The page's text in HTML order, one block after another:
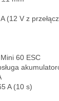
(12 V z
60 ESC
A (10 s)